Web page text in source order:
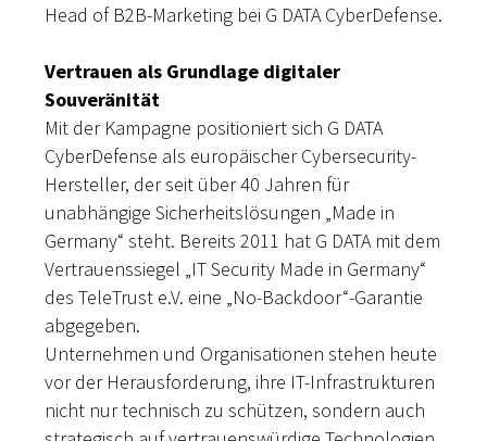
Head of B2B-Marketing bei G DATA CyberDefense.
Vertrauen als Grundlage digitaler
Souveränität
Mit der Kampagne positioniert sich G DATA
CyberDefense als europäischer Cybersecurity-
Hersteller, der seit über 40 Jahren für
unabhängige Sicherheitslösungen „Made in
Germany“ steht. Bereits 2011 hat G DATA mit dem
Vertrauenssiegel „IT Security Made in Germany“
des TeleTrust e.V. eine „No-Backdoor“-Garantie
abgegeben.
Unternehmen und Organisationen stehen heute
vor der Herausforderung, ihre IT-Infrastrukturen
nicht nur technisch zu schützen, sondern auch